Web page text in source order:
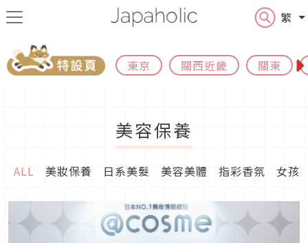
繁
東京 關西近畿 關東
美容保養
ALL 美妝保養 日系美髮 美容美體 指彩香氛 女孩